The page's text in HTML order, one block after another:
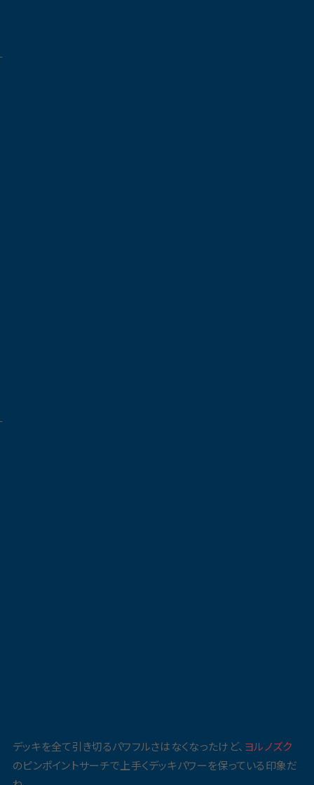
デッキを全て引き切るパワフルさはなくなったけど、 ヨルノズク
のピンポイントサーチで上手くデッキパワーを保っている印象だ